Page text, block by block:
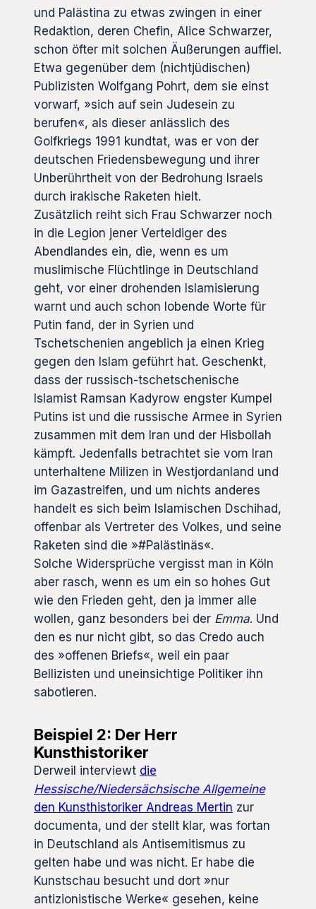
und Palästina zu etwas zwingen in einer
Redaktion, deren Chefin, Alice Schwarzer,
schon öfter mit solchen Äußerungen auffiel.
Etwa gegenüber dem (nichtjüdischen)
Publizisten Wolfgang Pohrt, dem sie einst
vorwarf, »sich auf sein Judesein zu
berufen«, als dieser anlässlich des
Golfkriegs 1991 kundtat, was er von der
deutschen Friedensbewegung und ihrer
Unberührtheit von der Bedrohung Israels
durch irakische Raketen hielt.
Zusätzlich reiht sich Frau Schwarzer noch
in die Legion jener Verteidiger des
Abendlandes ein, die, wenn es um
muslimische Flüchtlinge in Deutschland
geht, vor einer drohenden Islamisierung
warnt und auch schon lobende Worte für
Putin fand, der in Syrien und
Tschetschenien angeblich ja einen Krieg
gegen den Islam geführt hat. Geschenkt,
dass der russisch-tschetschenische
Islamist Ramsan Kadyrow engster Kumpel
Putins ist und die russische Armee in Syrien
zusammen mit dem Iran und der Hisbollah
kämpft. Jedenfalls betrachtet sie vom Iran
unterhaltene Milizen in Westjordanland und
im Gazastreifen, und um nichts anderes
handelt es sich beim Islamischen Dschihad,
offenbar als Vertreter des Volkes, und seine
Raketen sind die »#Palästinäs«.
Solche Widersprüche vergisst man in Köln
aber rasch, wenn es um ein so hohes Gut
wie den Frieden geht, den ja immer alle
wollen, ganz besonders bei der Emma. Und
den es nur nicht gibt, so das Credo auch
des »offenen Briefs«, weil ein paar
Bellizisten und uneinsichtige Politiker ihn
sabotieren.
Beispiel 2: Der Herr
Kunsthistoriker
Derweil interviewt die
Hessische/Niedersächsische Allgemeine
den Kunsthistoriker Andreas Mertin zur
documenta, und der stellt klar, was fortan
in Deutschland als Antisemitismus zu
gelten habe und was nicht. Er habe die
Kunstschau besucht und dort »nur
antizionistische Werke« gesehen, keine